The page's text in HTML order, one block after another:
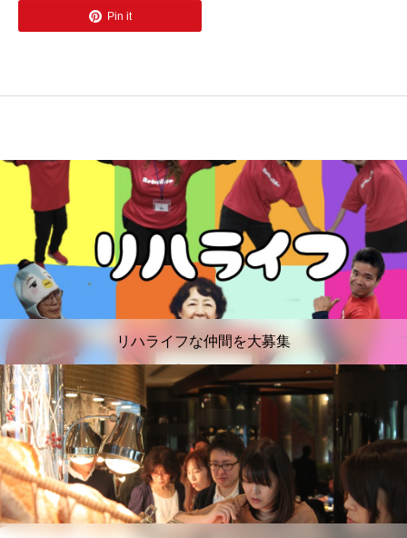
Pin it
リハライフな仲間を大募集